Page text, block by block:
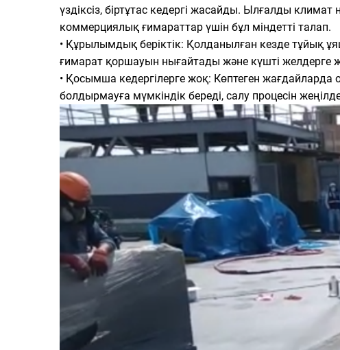
үздіксіз, біртұтас кедергі жасайды. Ылғалды
коммерциялық ғимараттар үшін бұл міндетті талап.
• Құрылымдық беріктік: Қолданылған кезде тұйық
ғимарат қоршауын нығайтады және күшті желдерге
• Қосымша кедергілерге жоқ: Көптеген жағдайларда
болдырмауға мүмкіндік береді, салу процесін